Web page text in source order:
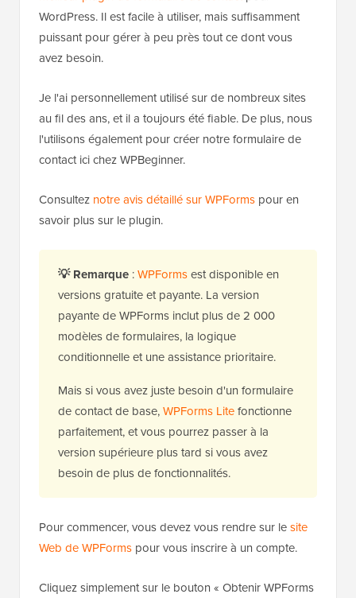
WordPress. Il est facile à utiliser, mais suffisamment
puissant pour gérer à peu près tout ce dont vous
avez besoin.
Je l'ai personnellement utilisé sur de nombreux sites
au fil des ans, et il a toujours été fiable. De plus, nous
l'utilisons également pour créer notre formulaire de
contact ici chez WPBeginner.
Consultez notre avis détaillé sur WPForms pour en
savoir plus sur le plugin.
💡 Remarque :WPFormsest disponible en
versions gratuite et payante. La version
payante de WPForms inclut plus de 2 000
modèles de formulaires, la logique
conditionnelle et une assistance prioritaire.
Mais si vous avez juste besoin d'un formulaire
de contact de base,WPForms Litefonctionne
parfaitement, et vous pourrez passer à la
version supérieure plus tard si vous avez
besoin de plus de fonctionnalités.
Pour commencer, vous devez vous rendre sur lesite
Web de WPForms pour vous inscrire à un compte.
Cliquez simplement sur le bouton « Obtenir WPForms